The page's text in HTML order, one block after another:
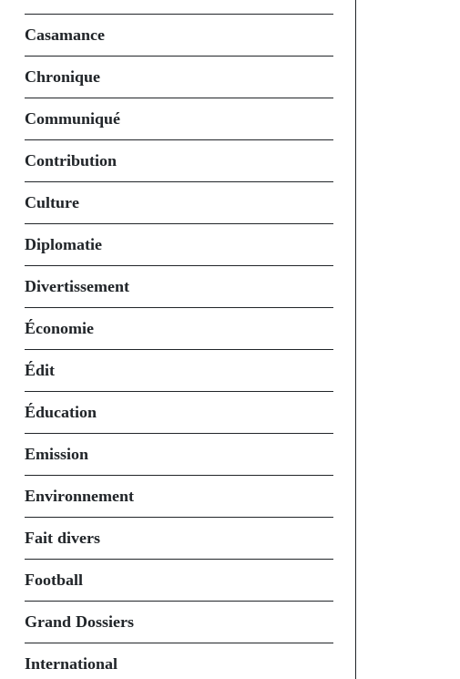
Casamance
Chronique
Communiqué
Contribution
Culture
Diplomatie
Divertissement
Économie
Édit
Éducation
Emission
Environnement
Fait divers
Football
Grand Dossiers
International